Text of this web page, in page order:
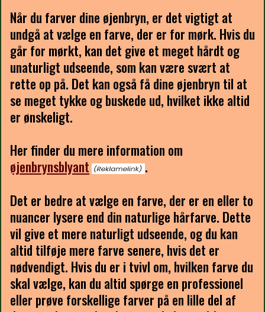
Når du farver dine øjenbryn, er det vigtigt at
undgå at vælge en farve, der er for mørk. Hvis du
går for mørkt, kan det give et meget hårdt og
unaturligt udseende, som kan være svært at
rette op på. Det kan også få dine øjenbryn til at
se meget tykke og buskede ud, hvilket ikke altid
er ønskeligt.
Her finder du mere information om
øjenbrynsblyant
.
Det er bedre at vælge en farve, der er en eller to
nuancer lysere end din naturlige hårfarve. Dette
vil give et mere naturligt udseende, og du kan
altid tilføje mere farve senere, hvis det er
nødvendigt. Hvis du er i tvivl om, hvilken farve du
skal vælge, kan du altid spørge en professionel
eller prøve forskellige farver på en lille del af